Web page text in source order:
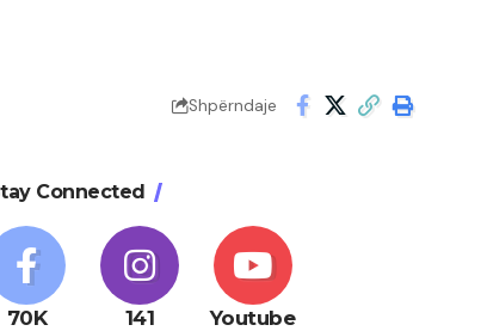
Shpërndaje
Connected
70K 141 Youtube